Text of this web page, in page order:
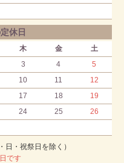
休日
木 金
土
3 4
5
10 11
12
17 18
19
24 25
26
・祝祭日を除く）
です